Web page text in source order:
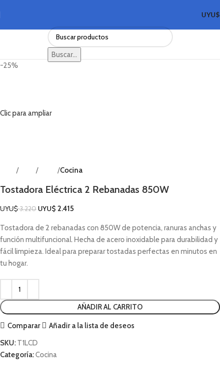
Buscar...
-25%
Clic para ampliar
Cocina
Tostadora Eléctrica 2 Rebanadas 850W
UYU$3.220 UYU$ 2.415
Tostadora de 2 rebanadas con 850W de potencia, ranuras anchas y
función multifuncional. Hecha de acero inoxidable para durabilidad y
fácil limpieza. Ideal para preparar tostadas perfectas en minutos en
tu hogar.
AÑADIR AL CARRITO
Comparar
Añadir a la lista de deseos
SKU: T1LCD
Categoría:Cocina